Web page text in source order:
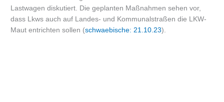
Lastwagen diskutiert. Die geplanten Maßnahmen sehen vor,
dass Lkws auch auf Landes- und Kommunalstraßen die LKW-
Maut entrichten sollen (schwaebische: 21.10.23).